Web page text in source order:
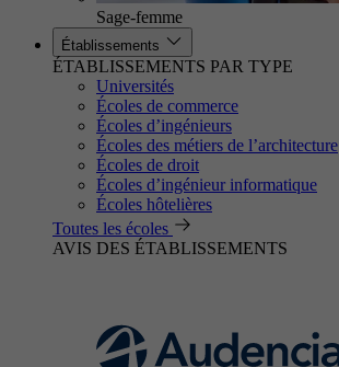
Sage-femme
Établissements
ÉTABLISSEMENTS PAR TYPE
Universités
Écoles de commerce
Écoles d’ingénieurs
Écoles des métiers de l’architecture
Écoles de droit
Écoles d’ingénieur informatique
Écoles hôtelières
Toutes les écoles
AVIS DES ÉTABLISSEMENTS